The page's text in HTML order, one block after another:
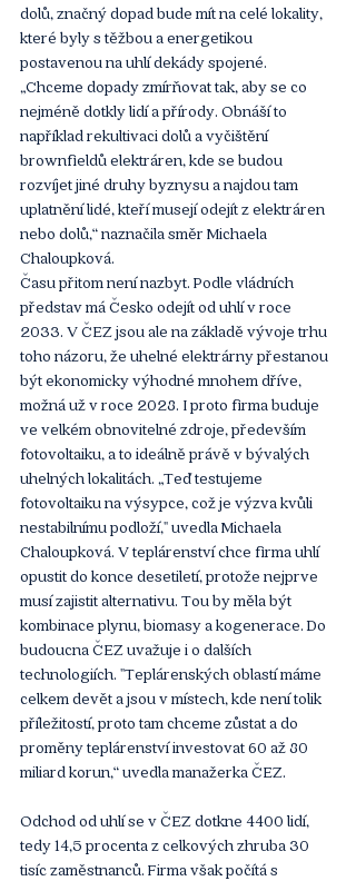
dolů, značný dopad bude mít na celé lokality,
které byly s těžbou a energetikou
postavenou na uhlí dekády spojené.
„Chceme dopady zmírňovat tak, aby se co
nejméně dotkly lidí a přírody. Obnáší to
například rekultivaci dolů a vyčištění
brownfieldů elektráren, kde se budou
rozvíjet jiné druhy byznysu a najdou tam
uplatnění lidé, kteří musejí odejít z elektráren
nebo dolů,“ naznačila směr Michaela
Chaloupková.
Času přitom není nazbyt. Podle vládních
představ má Česko odejít od uhlí v roce
2033. V ČEZ jsou ale na základě vývoje trhu
toho názoru, že uhelné elektrárny přestanou
být ekonomicky výhodné mnohem dříve,
možná už v roce 2028. I proto firma buduje
ve velkém obnovitelné zdroje, především
fotovoltaiku, a to ideálně právě v bývalých
uhelných lokalitách. „Teď testujeme
fotovoltaiku na výsypce, což je výzva kvůli
nestabilnímu podloží," uvedla Michaela
Chaloupková. V teplárenství chce firma uhlí
opustit do konce desetiletí, protože nejprve
musí zajistit alternativu. Tou by měla být
kombinace plynu, biomasy a kogenerace. Do
budoucna ČEZ uvažuje i o dalších
technologiích. "Teplárenských oblastí máme
celkem devět a jsou v místech, kde není tolik
příležitostí, proto tam chceme zůstat a do
proměny teplárenství investovat 60 až 80
miliard korun,“ uvedla manažerka ČEZ.
Odchod od uhlí se v ČEZ dotkne 4400 lidí,
tedy 14,5 procenta z celkových zhruba 30
tisíc zaměstnanců. Firma však počítá s